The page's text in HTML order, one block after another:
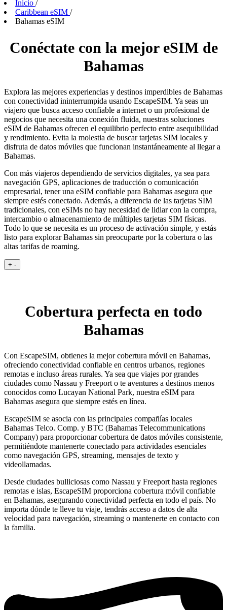
Inicio /
Caribbean eSIM /
Bahamas eSIM
Conéctate con la mejor eSIM de
Bahamas
Explora las mejores experiencias y destinos imperdibles de Bahamas
con conectividad ininterrumpida usando EscapeSIM. Ya seas un
viajero que busca acceso confiable a internet o un profesional de
negocios que necesita una conexión fluida, nuestras soluciones
eSIM de Bahamas ofrecen el equilibrio perfecto entre asequibilidad
y rendimiento. Evita la molestia de buscar tarjetas SIM locales y
disfruta de datos móviles que funcionan instantáneamente al llegar a
Bahamas.
Con más viajeros dependiendo de servicios digitales, ya sea para
navegación GPS, aplicaciones de traducción o comunicación
empresarial, tener una eSIM confiable para Bahamas asegura que
siempre estés conectado. Además, a diferencia de las tarjetas SIM
tradicionales, con eSIMs no hay necesidad de lidiar con la compra,
intercambio o almacenamiento de múltiples tarjetas SIM físicas.
Todo lo que se necesita es un proceso de activación simple, y estás
listo para explorar Bahamas sin preocuparte por la cobertura o las
altas tarifas de roaming.
+ -
Cobertura perfecta en todo
Bahamas
Con EscapeSIM, obtienes la mejor cobertura móvil en Bahamas,
ofreciendo conectividad confiable en centros urbanos, regiones
remotas e incluso áreas rurales. Ya sea que viajes por grandes
ciudades como Nassau y Freeport o te aventures a destinos menos
conocidos como Lucayan National Park, nuestra eSIM para
Bahamas asegura que siempre estés en línea.
EscapeSIM se asocia con las principales compañías locales
Bahamas Telco. Comp. y BTC (Bahamas Telecommunications
Company) para proporcionar cobertura de datos móviles consistente,
permitiéndote mantenerte conectado para actividades esenciales
como navegación GPS, streaming, mensajes de texto y
videollamadas.
Desde ciudades bulliciosas como Nassau y Freeport hasta regiones
remotas e islas, EscapeSIM proporciona cobertura móvil confiable
en Bahamas, asegurando conectividad perfecta en todo el país. No
importa dónde te lleve tu viaje, tendrás acceso a datos de alta
velocidad para navegación, streaming o mantenerte en contacto con
la familia.